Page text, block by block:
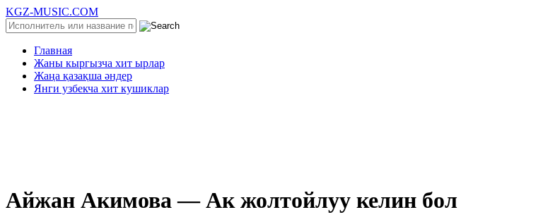
KGZ-MUSIC.COM
Главная
Жаны кыргызча хит ырлар
Жаңа қазақша әндер
Янги узбекча хит кушиклар
Айжан Акимова — Ак жолтойлуу келин бол